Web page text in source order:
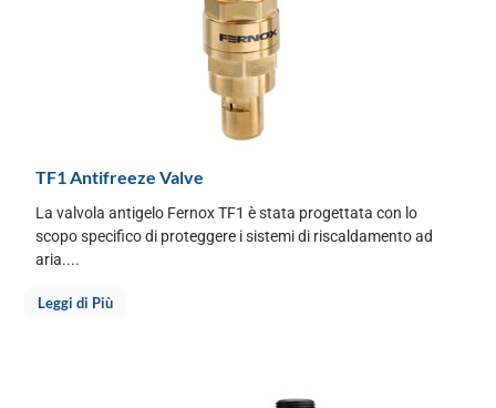
TF1 Antifreeze Valve
La valvola antigelo Fernox TF1 è stata progettata con lo
scopo specifico di proteggere i sistemi di riscaldamento ad
aria....
Leggi di Più